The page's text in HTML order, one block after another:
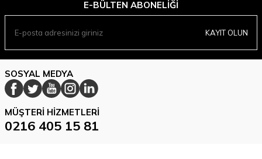
E-BÜLTEN ABONELIĞI
KAYIT OLUN
SOSYAL MEDYA
MÜŞTERI HIZMETLERI
0216 405 15 81